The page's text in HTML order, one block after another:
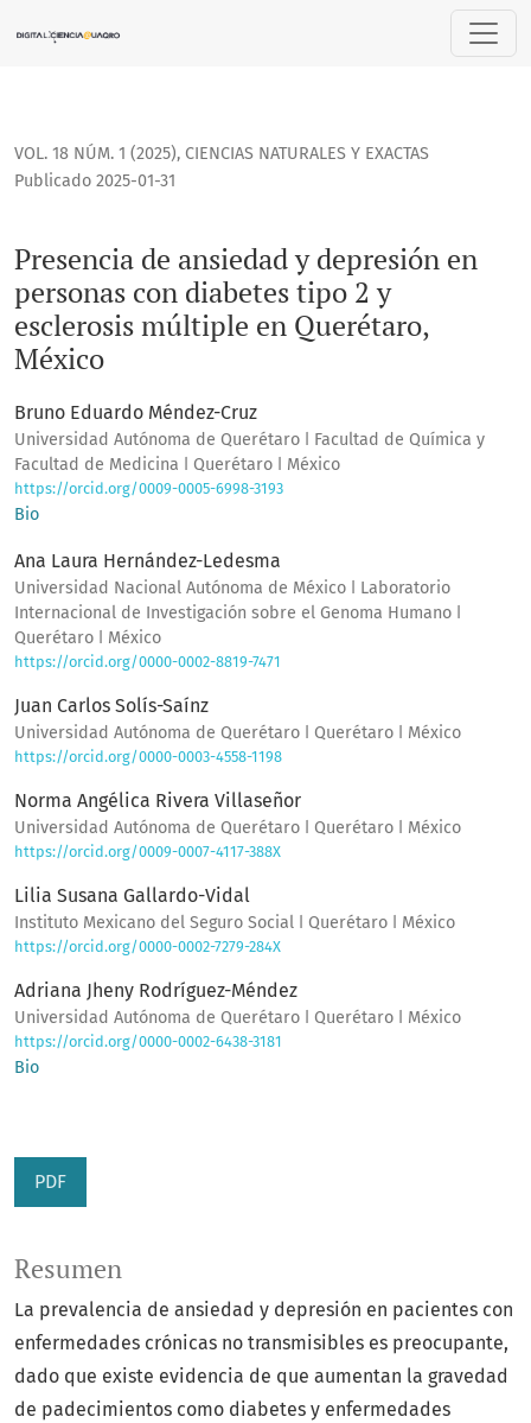
Presencia de ansiedad y depresión en personas con
VOL. 18 NÚM. 1 (2025), CIENCIAS NATURALES Y EXACTAS
Presencia de ansiedad y depresión en
personas con diabetes tipo 2 y
esclerosis múltiple en Querétaro,
México
Publicado 2025-01-31
Bruno Eduardo Méndez-Cruz
Universidad Autónoma de Querétaro ǀ Facultad de Química y
Facultad de Medicina ǀ Querétaro ǀ México
https://orcid.org/0009-0005-6998-3193
Bio
Ana Laura Hernández-Ledesma
Universidad Nacional Autónoma de México ǀ Laboratorio
Internacional de Investigación sobre el Genoma Humano ǀ
Querétaro ǀ México
https://orcid.org/0000-0002-8819-7471
Juan Carlos Solís-Saínz
Universidad Autónoma de Querétaro ǀ Querétaro ǀ México
https://orcid.org/0000-0003-4558-1198
Norma Angélica Rivera Villaseñor
Universidad Autónoma de Querétaro ǀ Querétaro ǀ México
https://orcid.org/0009-0007-4117-388X
Lilia Susana Gallardo-Vidal
Instituto Mexicano del Seguro Social ǀ Querétaro ǀ México
https://orcid.org/0000-0002-7279-284X
Adriana Jheny Rodríguez-Méndez
Universidad Autónoma de Querétaro ǀ Querétaro ǀ México
https://orcid.org/0000-0002-6438-3181
Bio
PDF
Resumen
La prevalencia de ansiedad y depresión en pacientes con
enfermedades crónicas no transmisibles es preocupante,
dado que existe evidencia de que aumentan la gravedad
de padecimientos como diabetes y enfermedades